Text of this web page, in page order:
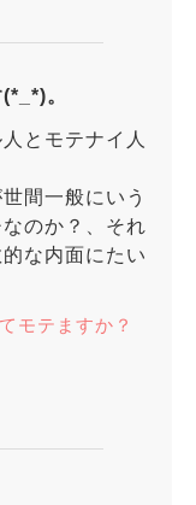
。
とモテナイ人
間一般にいう
のか？、それ
な内面にたい
モテますか？